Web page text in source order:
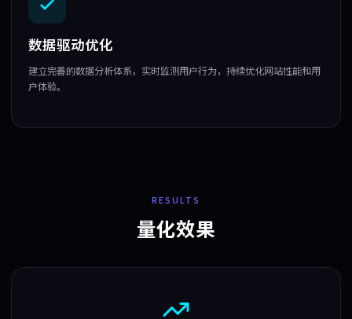
数据驱动优化
建立完善的数据分析体系，实时监测用户行为，持续优化网站性能和用
户体验。
RESULTS
量化效果